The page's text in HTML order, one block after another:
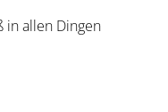
in allen Dingen